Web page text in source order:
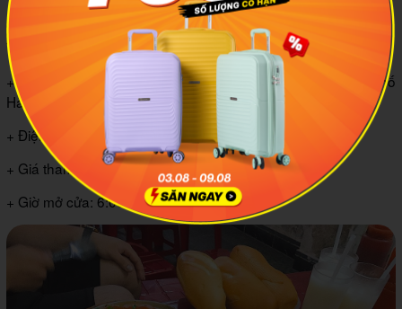
nhớ mãi.
Thông tin quán:
+ Vị trí: Số 33, đường Kỳ Đồng, quận Hồng Bàng, thành phố
Hải Phòng.
+ Điện thoại: 0906 041 682
+ Giá tham khảo: 25.000 VND – 40.000 VND
+ Giờ mở cửa: 6:00 – 21:00